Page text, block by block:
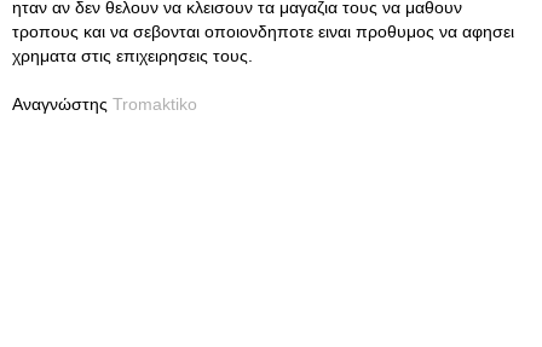
ηταν αν δεν θελουν να κλεισουν τα μαγαζια τους να μαθουν
τροπους και να σεβονται οποιονδηποτε ειναι προθυμος να αφησει
χρηματα στις επιχειρησεις τους.
Αναγνώστης Tromaktiko